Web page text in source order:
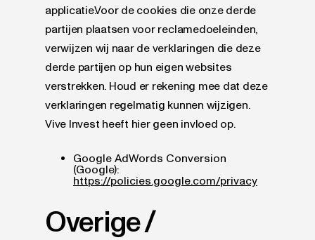
applicatie.Voor de cookies die onze derde
partijen plaatsen voor reclamedoeleinden,
verwijzen wij naar de verklaringen die deze
derde partijen op hun eigen websites
verstrekken. Houd er rekening mee dat deze
verklaringen regelmatig kunnen wijzigen.
Vive Invest heeft hier geen invloed op.
Google AdWords Conversion
(Google):
https://policies.google.com/privacy
Overige /